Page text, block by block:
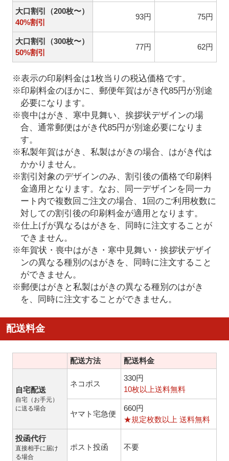
大口割引（200枚〜）
40%割引
93円 75円
大口割引（300枚〜）
50%割引
77円 62円
※表示の印刷料金は1枚当りの税込価格です。
※印刷料金のほかに、郵便年賀はがき代85円が別途
必要になります。
※喪中はがき、寒中見舞い、挨拶状デザインの場
合、通常郵便はがき代85円が別途必要になりま
す。
※私製年賀はがき、私製はがきの場合、はがき代は
かかりません。
※割引対象のデザインのみ、割引後の価格で印刷料
金適用となります。なお、同一デザインを同一カ
ート内で複数回ご注文の場合、1回のご利用枚数に
対しての割引後の印刷料金が適用となります。
※仕上げが異なるはがきを、同時に注文することが
できません。
※年賀状・喪中はがき・寒中見舞い・挨拶状デザイ
ンの異なる種別のはがきを、同時に注文すること
ができません。
※郵便はがきと私製はがきの異なる種別のはがき
を、同時に注文することができません。
配送料金
配送方法 配送料金
自宅配送
自宅（お手元）
に送る場合
ネコポス
330円
10枚以上送料無料
ヤマト宅急便
660円
★規定枚数以上 送料無料
投函代行
直接相手に届け
る場合
ポスト投函 不要